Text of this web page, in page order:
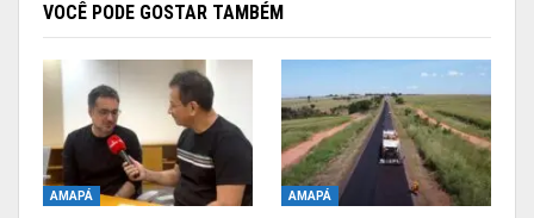
VOCÊ PODE GOSTAR TAMBÉM
AMAPÁ AMAPÁ